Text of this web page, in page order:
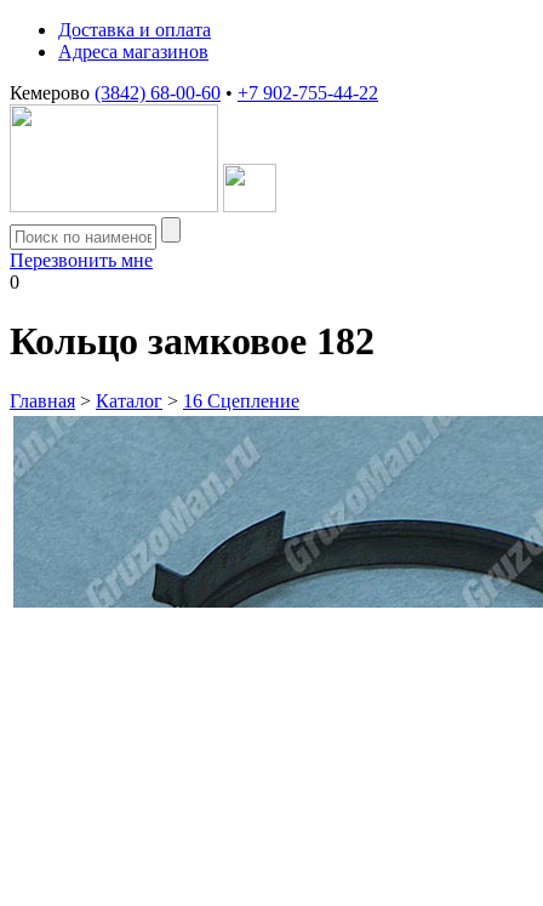
Доставка и оплата
Адреса магазинов
Кемерово (3842) 68-00-60 • +7 902-755-44-22
Перезвонить мне
0
Кольцо замковое 182
Главная > Каталог > 16 Сцепление